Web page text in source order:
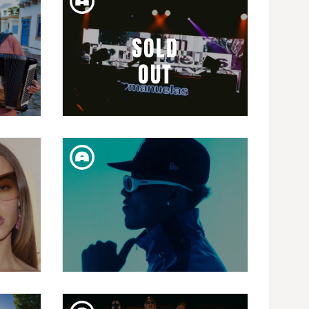
SOLD
OUT
MANUELAS